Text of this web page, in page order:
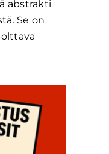
abstrakti
Se on